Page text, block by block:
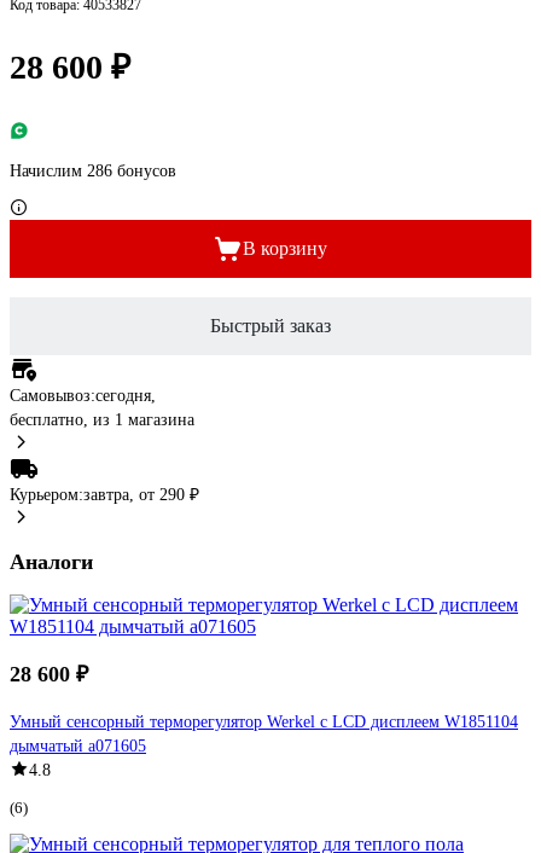
Код товара: 40533827
28 600 ₽
Начислим 286 бонусов
В корзину
Быстрый заказ
Самовывоз:сегодня,
бесплатно, из 1 магазина
Курьером:завтра, от 290 ₽
Аналоги
28 600 ₽
Умный сенсорный терморегулятор Werkel с LCD дисплеем W1851104
дымчатый a071605
4.8
(6)